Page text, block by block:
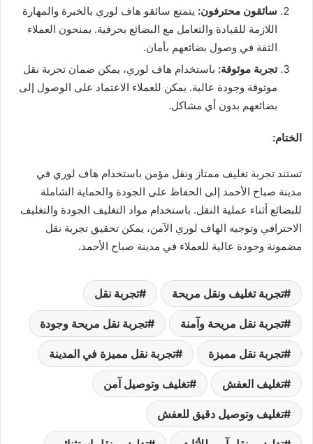
سائقون محترفون: يتمتع سائقو هاف لوري بالخبرة والمهارة
اللازمة للقيادة والتعامل مع البضائع بحرفية. يمنحون العملاء
الثقة في وصول بضائعهم بأمان.
تجربة موثوقة: باستخدام هاف لوري، يمكن ضمان تجربة نقل
موثوقة وجودة عالية. يمكن للعملاء الاعتماد على الوصول إلى
بضائعهم بدون أي مشاكل.
الختام:
تستند تجربة تغليف ممتاز ونقل مؤمن باستخدام هاف لوري في
مدينة صباح الأحمد إلى الحفاظ على الجودة والحماية الشاملة
للبضائع أثناء عملية النقل. باستخدام مواد التغليف الجودة والتغليف
الاحترافي وتوجيه الهاف لوري الآمن، يمكن تحقيق تجربة نقل
مضمونة وجودة عالية للعملاء في مدينة صباح الأحمد.
تجربة تغليف ونقل مريحة تجربة نقل
تجربة نقل مريحة وآمنة تجربة نقل مريحة وجودة
تجربة نقل مميزة تجربة نقل مميزة في المدينة
تغليف العفش تغليف وتوصيل آمن
تغليف وتوصيل دقيق للعفش